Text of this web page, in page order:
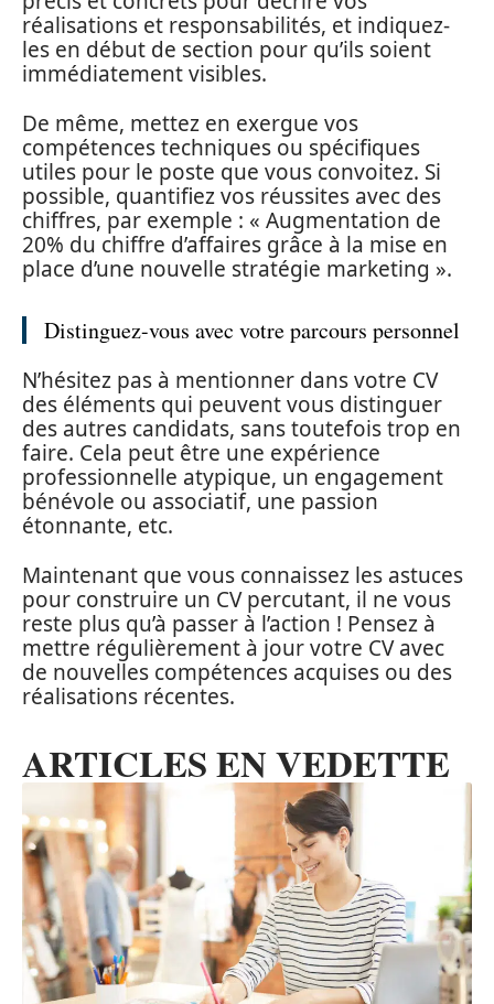
réalisations et responsabilités, et indiquez-
les en début de section pour qu’ils soient
immédiatement visibles.
De même, mettez en exergue vos
compétences techniques ou spécifiques
utiles pour le poste que vous convoitez. Si
possible, quantifiez vos réussites avec des
chiffres, par exemple : « Augmentation de
20% du chiffre d’affaires grâce à la mise en
place d’une nouvelle stratégie marketing ».
Distinguez-vous avec votre parcours personnel
N’hésitez pas à mentionner dans votre CV
des éléments qui peuvent vous distinguer
des autres candidats, sans toutefois trop en
faire. Cela peut être une expérience
professionnelle atypique, un engagement
bénévole ou associatif, une passion
étonnante, etc.
Maintenant que vous connaissez les astuces
pour construire un CV percutant, il ne vous
reste plus qu’à passer à l’action ! Pensez à
mettre régulièrement à jour votre CV avec
de nouvelles compétences acquises ou des
réalisations récentes.
ARTICLES EN VEDETTE